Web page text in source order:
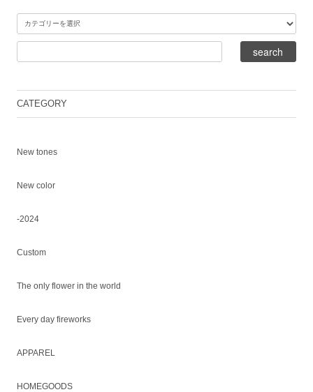
CATEGORY
New tones
New color
-2024
Custom
The only flower in the world
Every day fireworks
APPAREL
HOMEGOODS